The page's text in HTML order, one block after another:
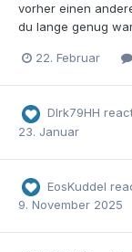
vorher einen
du lange genug
22. Februar
DIrk79HH
23. Januar
EosKuddel
9. November 2025